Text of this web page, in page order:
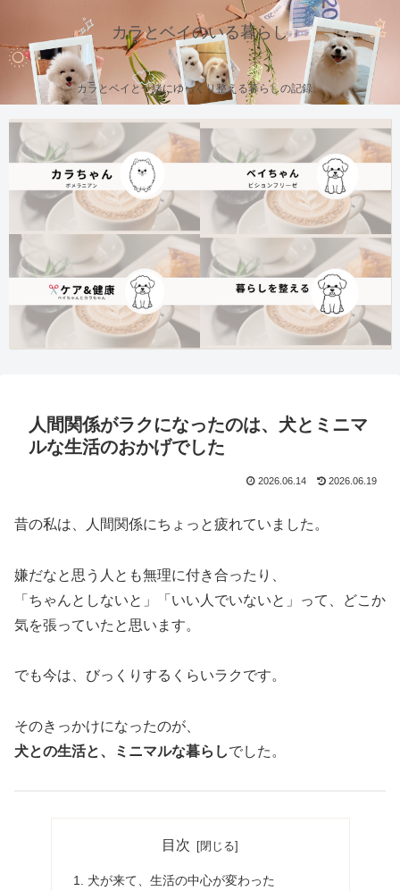
カラとベイのいる暮らし
カラとベイと一緒にゆっくり整える暮らしの記録。
人間関係がラクになったのは、犬とミニマ
ルな生活のおかげでした
2026.06.14 2026.06.19
昔の私は、人間関係にちょっと疲れていました。
嫌だなと思う人とも無理に付き合ったり、
「ちゃんとしないと」「いい人でいないと」って、どこか
気を張っていたと思います。
でも今は、びっくりするくらいラクです。
そのきっかけになったのが、
犬との生活と、ミニマルな暮らしでした。
目次
犬が来て、生活の中心が変わった